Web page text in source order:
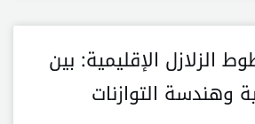
الزلازل الإقليمية: بين
وهندسة التوازنات